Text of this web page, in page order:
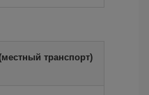
транспорт)